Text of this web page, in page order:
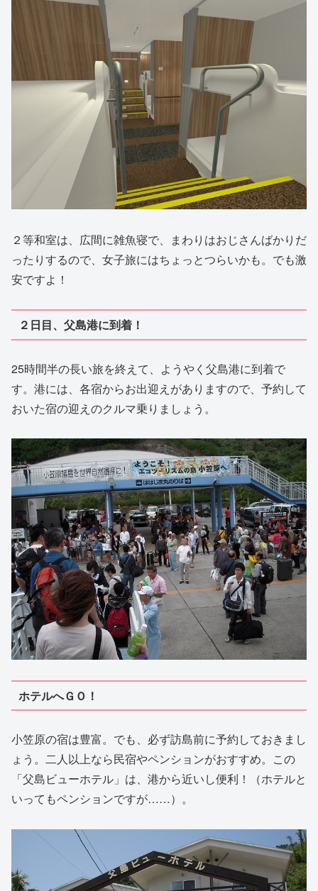
２等和室は、広間に雑魚寝で、まわりはおじさんばかりだ
ったりするので、女子旅にはちょっとつらいかも。でも激
安ですよ！
２日目、父島港に到着！
25時間半の長い旅を終えて、ようやく父島港に到着で
す。港には、各宿からお出迎えがありますので、予約して
おいた宿の迎えのクルマ乗りましょう。
ホテルへＧＯ！
小笠原の宿は豊富。でも、必ず訪島前に予約しておきまし
ょう。二人以上なら民宿やペンションがおすすめ。この
「父島ビューホテル」は、港から近いし便利！（ホテルと
いってもペンションですが……）。